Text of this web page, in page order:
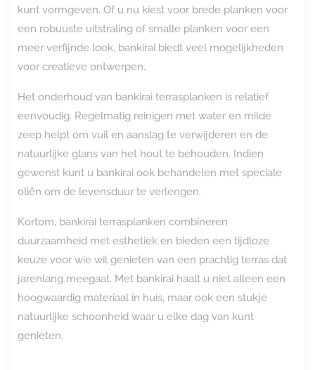
kunt vormgeven. Of u nu kiest voor brede planken voor
een robuuste uitstraling of smalle planken voor een
meer verfijnde look, bankirai biedt veel mogelijkheden
voor creatieve ontwerpen.
Het onderhoud van bankirai terrasplanken is relatief
eenvoudig. Regelmatig reinigen met water en milde
zeep helpt om vuil en aanslag te verwijderen en de
natuurlijke glans van het hout te behouden. Indien
gewenst kunt u bankirai ook behandelen met speciale
oliën om de levensduur te verlengen.
Kortom, bankirai terrasplanken combineren
duurzaamheid met esthetiek en bieden een tijdloze
keuze voor wie wil genieten van een prachtig terras dat
jarenlang meegaat. Met bankirai haalt u niet alleen een
hoogwaardig materiaal in huis, maar ook een stukje
natuurlijke schoonheid waar u elke dag van kunt
genieten.